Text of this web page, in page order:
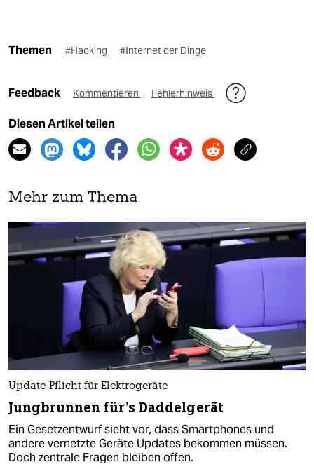
Themen #Hacking #Internet der Dinge
Feedback Kommentieren Fehlerhinweis
Diesen Artikel teilen
Mehr zum Thema
Update-Pflicht für Elektrogeräte
Jungbrunnen für's Daddelgerät
Ein Gesetzentwurf sieht vor, dass Smartphones und
andere vernetzte Geräte Updates bekommen müssen.
Doch zentrale Fragen bleiben offen.